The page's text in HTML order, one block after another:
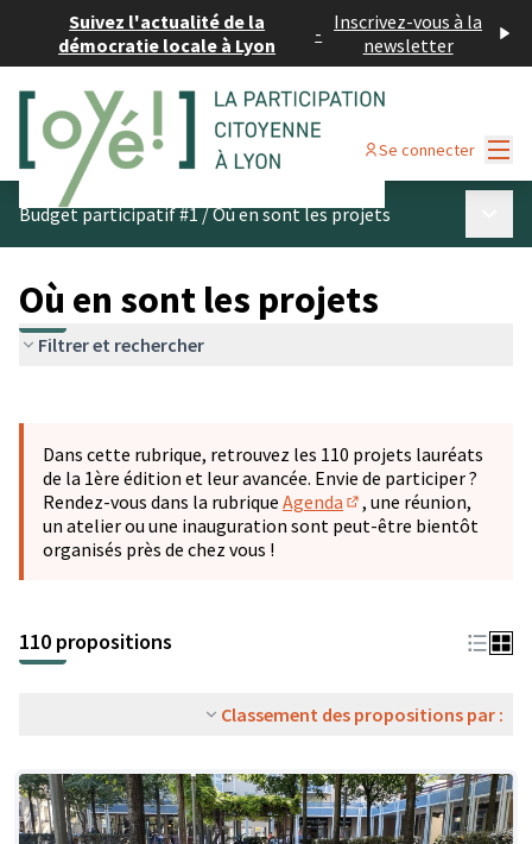
Suivez l'actualité de la
démocratie locale à Lyon
- Inscrivez-vous à la
newsletter
Se connecter
Budget participatif #1/Où en sont les projets
Où en sont les projets
Filtrer et rechercher
−
Dans cette rubrique, retrouvez les 110 projets lauréats
de la 1ère édition et leur avancée. Envie de participer ?
Rendez-vous dans la rubrique Agenda
(S'ouvre dans un
, une réunion,
un atelier ou une inauguration sont peut-être bientôt
organisés près de chez vous !
110 propositions
Classement des propositions par :